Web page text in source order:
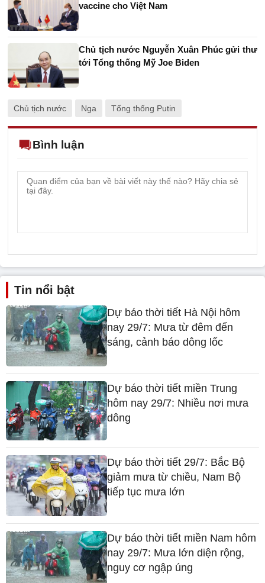
vaccine cho Việt Nam
Chủ tịch nước Nguyễn Xuân Phúc gửi thư
tới Tổng thống Mỹ Joe Biden
Chủ tịch nước Nga Tổng thống Putin
Bình luận
Tin nổi bật
Dự báo thời tiết Hà Nội hôm
nay 29/7: Mưa từ đêm đến
sáng, cảnh báo dông lốc
Dự báo thời tiết miền Trung
hôm nay 29/7: Nhiều nơi mưa
dông
Dự báo thời tiết 29/7: Bắc Bộ
giảm mưa từ chiều, Nam Bộ
tiếp tục mưa lớn
Dự báo thời tiết miền Nam hôm
nay 29/7: Mưa lớn diện rộng,
nguy cơ ngập úng